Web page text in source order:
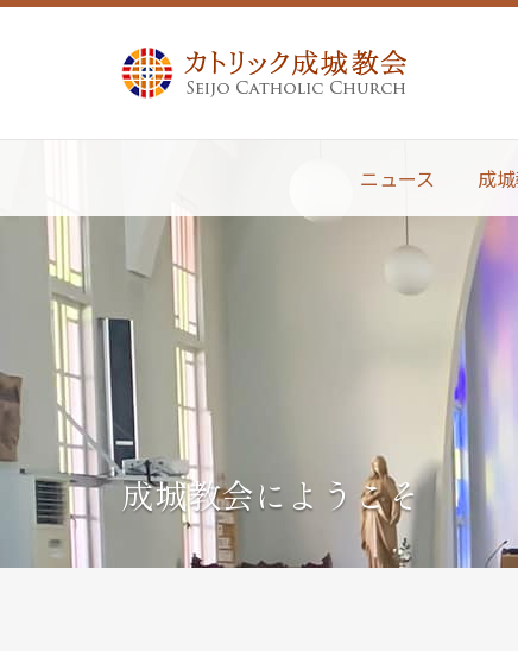
ニュース 成
成城教会にようこそ